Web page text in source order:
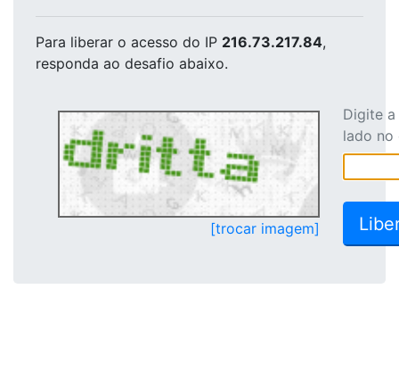
Para liberar o acesso do IP 216.73.217.84,
responda ao desafio abaixo.
[trocar imagem]
Digite
lado no